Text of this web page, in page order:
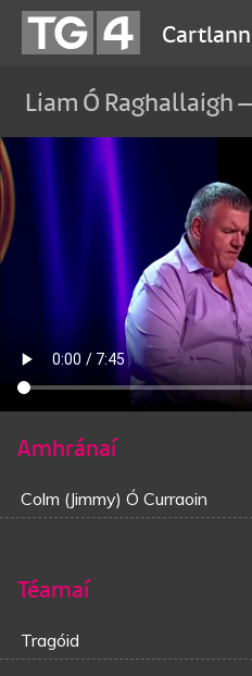
Liam Ó Raghallaigh
Amhránaí
Colm (Jimmy) Ó Curraoin
Téamaí
Tragóid